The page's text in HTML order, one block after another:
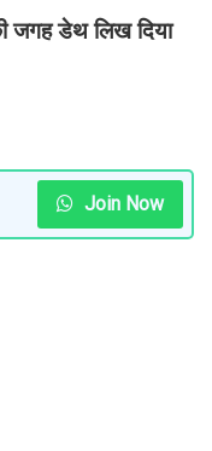
जगह डेथ लिख दिया
Join Now